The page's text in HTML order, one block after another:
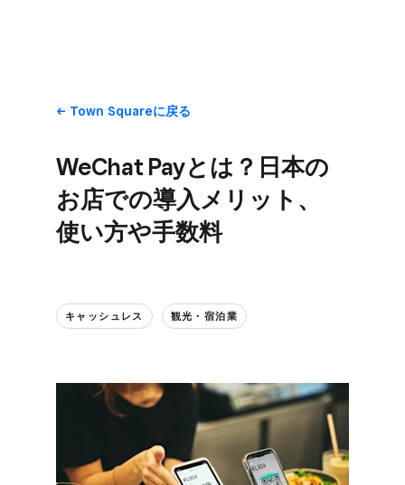
Town Squareに​戻る
WeChat Payとは？​日本の​
お店での​導入メリット、​
使い方​や​手数料
キャッシュレス 観光・宿泊業